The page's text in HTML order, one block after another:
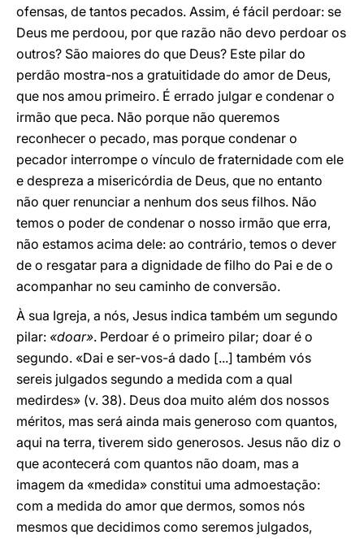
ofensas, de tantos pecados. Assim, é fácil perdoar: se
Deus me perdoou, por que razão não devo perdoar os
outros? São maiores do que Deus? Este pilar do
perdão mostra-nos a gratuitidade do amor de Deus,
que nos amou primeiro. É errado julgar e condenar o
irmão que peca. Não porque não queremos
reconhecer o pecado, mas porque condenar o
pecador interrompe o vínculo de fraternidade com ele
e despreza a misericórdia de Deus, que no entanto
não quer renunciar a nenhum dos seus filhos. Não
temos o poder de condenar o nosso irmão que erra,
não estamos acima dele: ao contrário, temos o dever
de o resgatar para a dignidade de filho do Pai e de o
acompanhar no seu caminho de conversão.
À sua Igreja, a nós, Jesus indica também um segundo
pilar: «doar». Perdoar é o primeiro pilar; doar é o
segundo. «Dai e ser-vos-á dado [...] também vós
sereis julgados segundo a medida com a qual
medirdes» (v. 38). Deus doa muito além dos nossos
méritos, mas será ainda mais generoso com quantos,
aqui na terra, tiverem sido generosos. Jesus não diz o
que acontecerá com quantos não doam, mas a
imagem da «medida» constitui uma admoestação:
com a medida do amor que dermos, somos nós
mesmos que decidimos como seremos julgados,